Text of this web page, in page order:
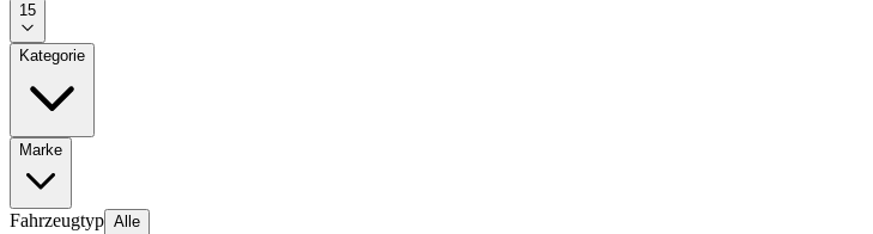
15
Kategorie
Marke
Fahrzeugtyp Alle